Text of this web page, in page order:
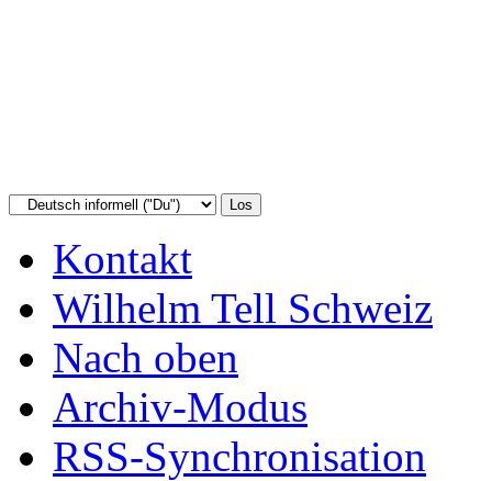
Kontakt
Wilhelm Tell Schweiz
Nach oben
Archiv-Modus
RSS-Synchronisation